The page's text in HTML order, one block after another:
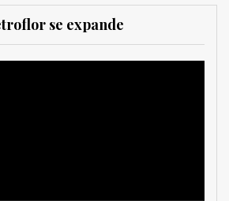
se expande